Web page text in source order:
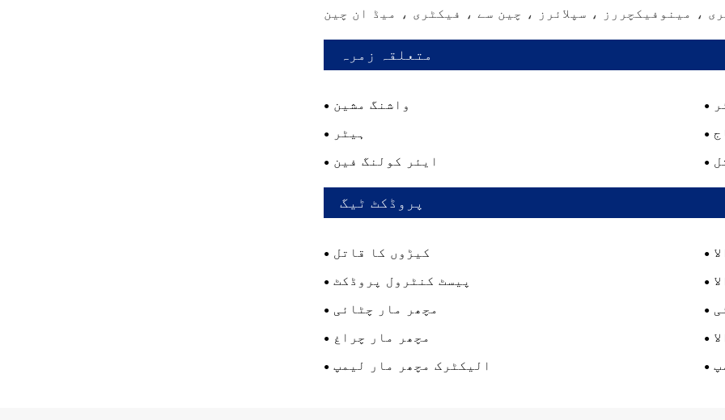
، مینوفیکچررز ، سپلائرز ، چین سے ، فیکٹری ، میڈ ان چین
متعلقہ زمرہ
واشنگ مشین
ہیٹر
ایئر کولنگ فین
پروڈکٹ ٹیگ
کیڑوں کا قاتل
پیسٹ کنٹرول پروڈکٹ
مچھر مار چٹائی
مچھر مار چراغ
الیکٹرک مچھر مار لیمپ